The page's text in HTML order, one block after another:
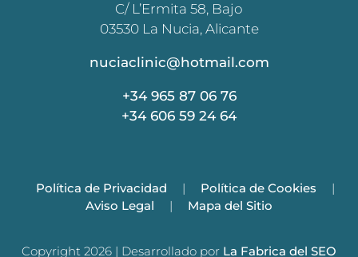
C/ L’Ermita 58, Bajo
03530 La Nucia, Alicante
nuciaclinic@hotmail.com
+34 965 87 06 76
+34 606 59 24 64
Política de Privacidad | Política de Cookies
|
Aviso Legal
| Mapa del Sitio
Copyright 2026 | Desarrollado por La Fabrica del SEO